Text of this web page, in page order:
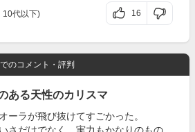
10代以下)
16
でのコメント・評判
ある天性のカリスマ
ーラが飛び抜けてすごかった。
さだけでなく、実力もかなりのもの。